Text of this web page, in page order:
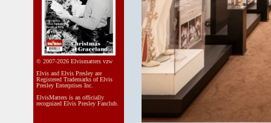
© 2007-2026 Elvismatters vzw
Elvis and Elvis Presley are
Registered Trademarks of Elvis
Presley Enterprises Inc.
ElvisMatters is an officially
recognized Elvis Presley Fanclub.